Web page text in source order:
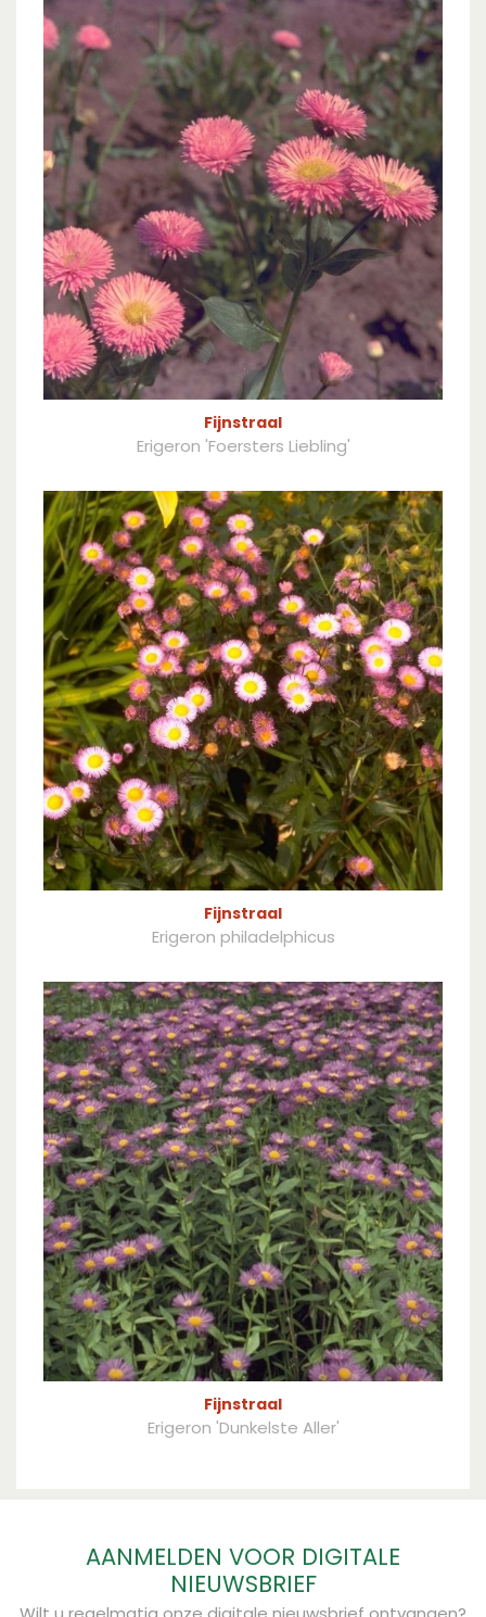
Fijnstraal
Erigeron 'Foersters Liebling'
Fijnstraal
Erigeron philadelphicus
Fijnstraal
Erigeron 'Dunkelste Aller'
AANMELDEN VOOR DIGITALE
NIEUWSBRIEF